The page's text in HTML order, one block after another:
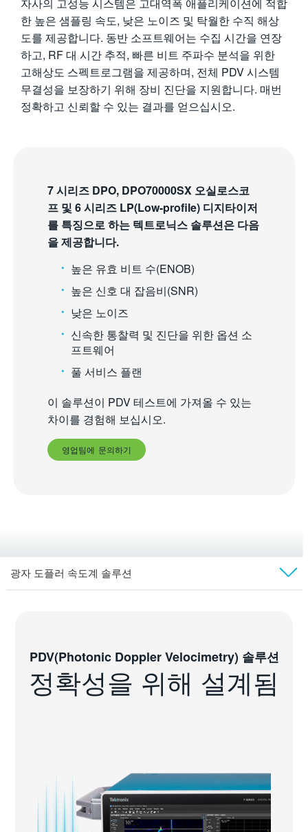
한 높은 샘플링 속도, 낮은 노이즈 및 탁월한 수직 해상
도를 제공합니다. 동반 소프트웨어는 수집 시간을 연장
하고, RF 대 시간 추적, 빠른 비트 주파수 분석을 위한
고해상도 스펙트로그램을 제공하며, 전체 PDV 시스템
무결성을 보장하기 위해 장비 진단을 지원합니다. 매번
정확하고 신뢰할 수 있는 결과를 얻으십시오.
7 시리즈 DPO, DPO70000SX 오실로스코
프 및 6 시리즈 LP(Low-profile) 디지타이저
를 특징으로 하는 텍트로닉스 솔루션은 다음
을 제공합니다.
높은 유효 비트 수(ENOB)
높은 신호 대 잡음비(SNR)
낮은 노이즈
신속한 통찰력 및 진단을 위한 옵션 소
프트웨어
풀 서비스 플랜
이 솔루션이 PDV 테스트에 가져올 수 있는
차이를 경험해 보십시오.
영업팀에 문의하기
광자 도플러 속도계 솔루션
Video
PDV(Photonic Doppler Velocimetry) 솔루션
정확성을 위해 설계됨